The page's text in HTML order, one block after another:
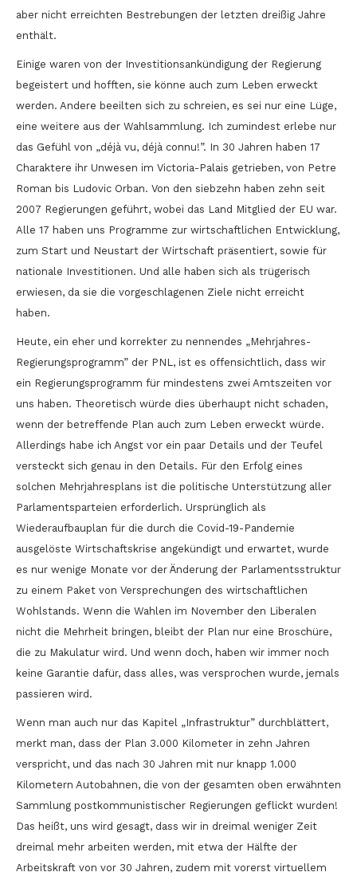
aber nicht erreichten Bestrebungen der letzten dreißig Jahre
enthält.
Einige waren von der Investitionsankündigung der Regierung
begeistert und hofften, sie könne auch zum Leben erweckt
werden. Andere beeilten sich zu schreien, es sei nur eine Lüge,
eine weitere aus der Wahlsammlung. Ich zumindest erlebe nur
das Gefühl von „déjà vu, déjà connu!”. In 30 Jahren haben 17
Charaktere ihr Unwesen im Victoria-Palais getrieben, von Petre
Roman bis Ludovic Orban. Von den siebzehn haben zehn seit
2007 Regierungen geführt, wobei das Land Mitglied der EU war.
Alle 17 haben uns Programme zur wirtschaftlichen Entwicklung,
zum Start und Neustart der Wirtschaft präsentiert, sowie für
nationale Investitionen. Und alle haben sich als trügerisch
erwiesen, da sie die vorgeschlagenen Ziele nicht erreicht
haben.
Heute, ein eher und korrekter zu nennendes „Mehrjahres-
Regierungsprogramm” der PNL, ist es offensichtlich, dass wir
ein Regierungsprogramm für mindestens zwei Amtszeiten vor
uns haben. Theoretisch würde dies überhaupt nicht schaden,
wenn der betreffende Plan auch zum Leben erweckt würde.
Allerdings habe ich Angst vor ein paar Details und der Teufel
versteckt sich genau in den Details. Für den Erfolg eines
solchen Mehrjahresplans ist die politische Unterstützung aller
Parlamentsparteien erforderlich. Ursprünglich als
Wiederaufbauplan für die durch die Covid-19-Pandemie
ausgelöste Wirtschaftskrise angekündigt und erwartet, wurde
es nur wenige Monate vor der Änderung der Parlamentsstruktur
zu einem Paket von Versprechungen des wirtschaftlichen
Wohlstands. Wenn die Wahlen im November den Liberalen
nicht die Mehrheit bringen, bleibt der Plan nur eine Broschüre,
die zu Makulatur wird. Und wenn doch, haben wir immer noch
keine Garantie dafür, dass alles, was versprochen wurde, jemals
passieren wird.
Wenn man auch nur das Kapitel „Infrastruktur” durchblättert,
merkt man, dass der Plan 3.000 Kilometer in zehn Jahren
verspricht, und das nach 30 Jahren mit nur knapp 1.000
Kilometern Autobahnen, die von der gesamten oben erwähnten
Sammlung postkommunistischer Regierungen geflickt wurden!
Das heißt, uns wird gesagt, dass wir in dreimal weniger Zeit
dreimal mehr arbeiten werden, mit etwa der Hälfte der
Arbeitskraft von vor 30 Jahren, zudem mit vorerst virtuellem